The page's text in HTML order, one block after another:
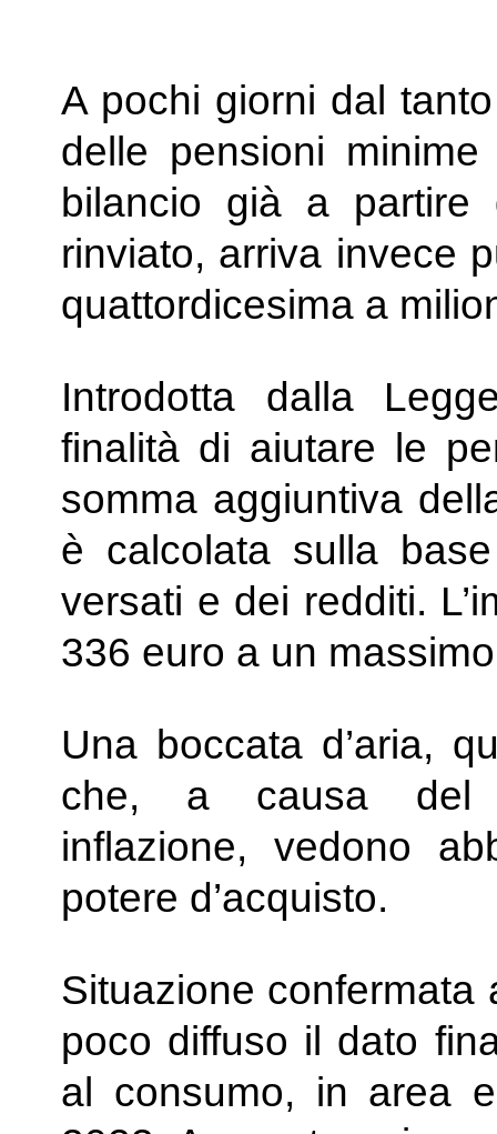
A pochi giorni dal
delle pensioni
bilancio già a
rinviato, arriva invece
quattordicesima a
Introdotta dalla
finalità di aiutare le
somma aggiuntiva
è calcolata sulla
versati e dei redditi.
336 euro a un
Una boccata d’aria,
che, a causa del
inflazione, vedono
potere d’acquisto.
Situazione
poco diffuso il dato
al consumo, in area